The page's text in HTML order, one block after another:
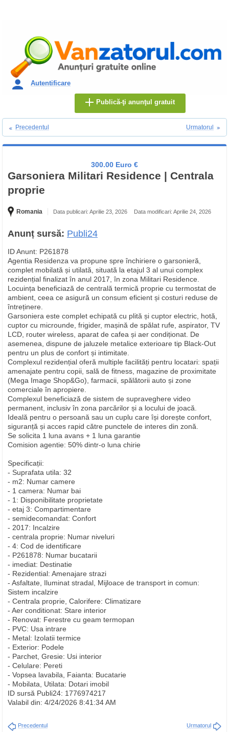
Autentificare
Publică-ţi anunţul gratuit
Precedentul Urmatorul
300.00 Euro €
Garsoniera Militari Residence | Centrala
proprie
Romania Data publicari: Aprilie 23, 2026 Data modificari: Aprilie 24, 2026
Anunț sursă: Publi24
ID Anunt: P261878
Agentia Residenza va propune spre închiriere o garsonieră,
complet mobilată și utilată, situată la etajul 3 al unui complex
rezidențial finalizat în anul 2017, în zona Militari Residence.
Locuința beneficiază de centrală termică proprie cu termostat de
ambient, ceea ce asigură un consum eficient și costuri reduse de
întreținere.
Garsoniera este complet echipată cu plită și cuptor electric, hotă,
cuptor cu microunde, frigider, mașină de spălat rufe, aspirator, TV
LCD, router wireless, aparat de cafea și aer condiționat. De
asemenea, dispune de jaluzele metalice exterioare tip Black-Out
pentru un plus de confort și intimitate.
Complexul rezidențial oferă multiple facilități pentru locatari: spații
amenajate pentru copii, sală de fitness, magazine de proximitate
(Mega Image Shop&Go), farmacii, spălătorii auto și zone
comerciale în apropiere.
Complexul beneficiază de sistem de supraveghere video
permanent, inclusiv în zona parcărilor și a locului de joacă.
Ideală pentru o persoană sau un cuplu care își dorește confort,
siguranță și acces rapid către punctele de interes din zonă.
Se solicita 1 luna avans + 1 luna garantie
Comision agentie: 50% dintr-o luna chirie
Specificații:
- Suprafata utila: 32
- m2: Numar camere
- 1 camera: Numar bai
- 1: Disponibilitate proprietate
- etaj 3: Compartimentare
- semidecomandat: Confort
- 2017: Incalzire
- centrala proprie: Numar niveluri
- 4: Cod de identificare
- P261878: Numar bucatarii
- imediat: Destinatie
- Rezidential: Amenajare strazi
- Asfaltate, Iluminat stradal, Mijloace de transport in comun:
Sistem incalzire
- Centrala proprie, Calorifere: Climatizare
- Aer conditionat: Stare interior
- Renovat: Ferestre cu geam termopan
- PVC: Usa intrare
- Metal: Izolatii termice
- Exterior: Podele
- Parchet, Gresie: Usi interior
- Celulare: Pereti
- Vopsea lavabila, Faianta: Bucatarie
- Mobilata, Utilata: Dotari imobil
ID sursă Publi24: 1776974217
Valabil din: 4/24/2026 8:41:34 AM
Precedentul Urmatorul